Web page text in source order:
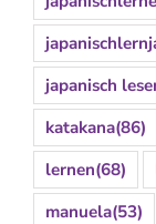
japanisch
katakana(86)
lernen(68)
manuela(53)